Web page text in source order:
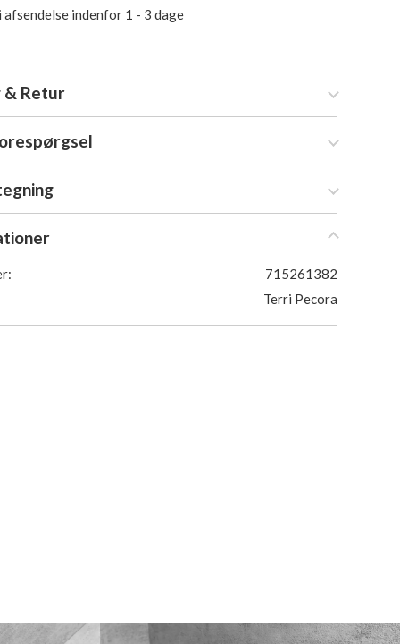
indenfor 1 - 3 dage
& Retur
715261382
Terri Pecora